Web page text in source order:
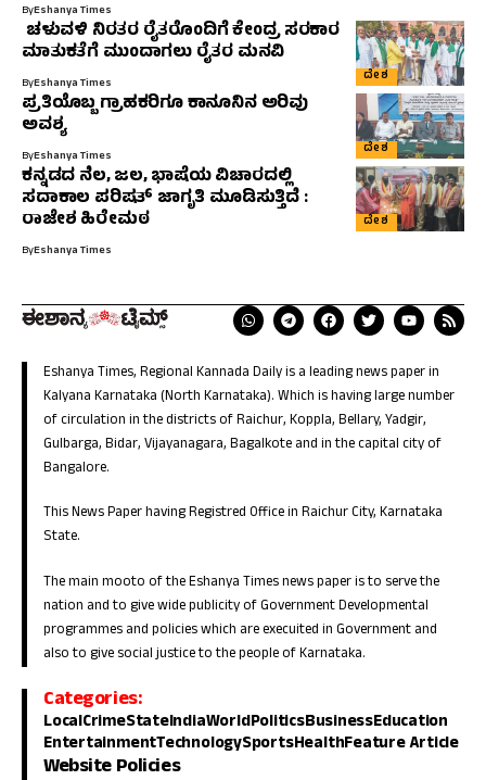
ByEshanya Times
ದೇಶ
ಚಳುವಳಿ ನಿರತರ ರೈತರೊಂದಿಗೆ ಕೇಂದ್ರ ಸರಕಾರ
ಮಾತುಕತೆಗೆ ಮುಂದಾಗಲು ರೈತರ ಮನವಿ
ByEshanya Times
ದೇಶ
ಪ್ರತಿಯೊಬ್ಬ ಗ್ರಾಹಕರಿಗೂ ಕಾನೂನಿನ ಅರಿವು
ಅವಶ್ಯ
ByEshanya Times
ದೇಶ
ಕನ್ನಡದ ನೆಲ, ಜಲ, ಭಾಷೆಯ ವಿಚಾರದಲ್ಲಿ
ಸದಾಕಾಲ ಪರಿಷತ್ ಜಾಗೃತಿ ಮೂಡಿಸುತ್ತಿದೆ :
ರಾಜೇಶ ಹಿರೇಮಠ
ByEshanya Times
Eshanya Times, Regional Kannada Daily is a leading news paper in
Kalyana Karnataka (North Karnataka). Which is having large number
of circulation in the districts of Raichur, Koppla, Bellary, Yadgir,
Gulbarga, Bidar, Vijayanagara, Bagalkote and in the capital city of
Bangalore.
This News Paper having Registred Office in Raichur City, Karnataka
State.
The main mooto of the Eshanya Times news paper is to serve the
nation and to give wide publicity of Government Developmental
programmes and policies which are execuited in Government and
also to give social justice to the people of Karnataka.
Categories:
LocalCrimeStateIndiaWorldPoliticsBusinessEducation
EntertainmentTechnologySportsHealthFeature Article
Website Policies